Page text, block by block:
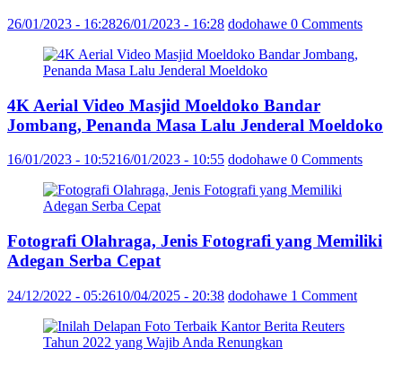
26/01/2023 - 16:2826/01/2023 - 16:28 dodohawe 0 Comments
4K Aerial Video Masjid Moeldoko Bandar
Jombang, Penanda Masa Lalu Jenderal Moeldoko
16/01/2023 - 10:5216/01/2023 - 10:55 dodohawe 0 Comments
Fotografi Olahraga, Jenis Fotografi yang Memiliki
Adegan Serba Cepat
24/12/2022 - 05:2610/04/2025 - 20:38 dodohawe 1 Comment